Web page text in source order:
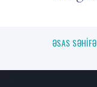
ƏSAS SƏHİFƏ